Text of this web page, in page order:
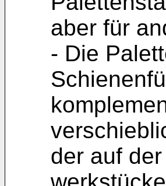
aber für
- Die
der auf